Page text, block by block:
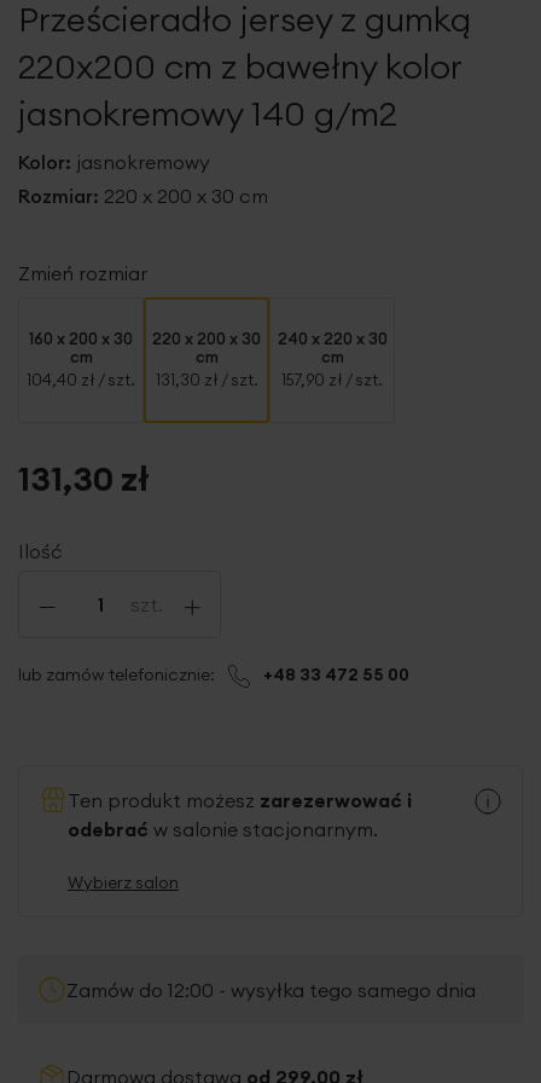
galeriiPrześcieradło jersey z gumką
220x200 cm z bawełny kolor
jasnokremowy 140 g/m2
Kolor: jasnokremowy
Rozmiar: 220 x 200 x 30 cm
Zmień rozmiar
160 x 200 x 30
cm
104,40 zł / szt.
220 x 200 x 30
cm
131,30 zł / szt.
240 x 220 x 30
cm
157,90 zł / szt.
Ilość
- szt. +
131,30 zł
lub zamów telefonicznie: +48 33 472 55 00
Ten produkt możesz zarezerwować i
odebrać w salonie stacjonarnym.
Wybierz salon
Zamów do 12:00 - wysyłka tego samego dnia
Darmowa dostawa od 299,00 zł